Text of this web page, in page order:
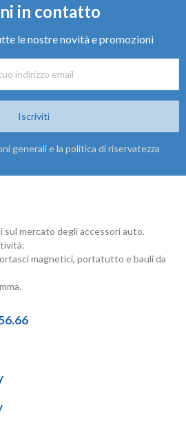
in contatto
le nostre novità e promozioni
Iscriviti
generali e la politica di riservatezza
sul mercato degli accessori auto.
magnetici, portatutto e bauli da